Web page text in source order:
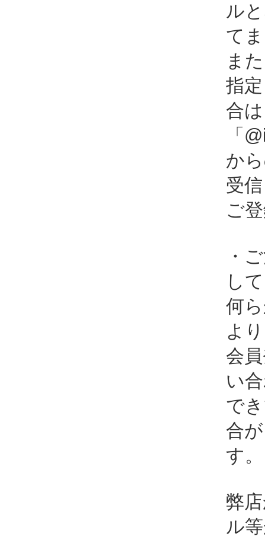
ル
て
ま
指
合
「
か
受
ご
・
し
何
よ
会
い
で
合
す。
弊
ル